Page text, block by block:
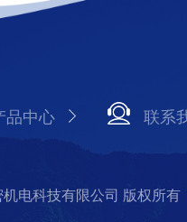
品中心 联系
电科技有限公司 版权所有